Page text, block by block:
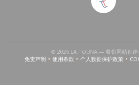
© 2026 LA TOUNA — 餐馆网站创建
免责声明((在新窗口中打开))
使用条款((在新窗口中打开))
个人数据保护政策
((在新窗口中